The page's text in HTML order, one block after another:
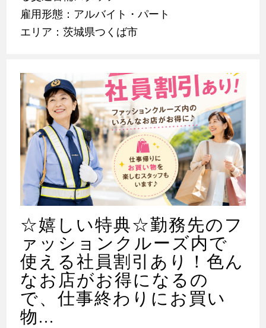
雇用形態：アルバイト・パート
エリア：茨城県つくば市
☆嬉しい特典☆勤務先のフ
ァッションクルーズ内で
使える社員割引あり！色ん
なお店がお得になるの
で、仕事終わりにお買い
物...